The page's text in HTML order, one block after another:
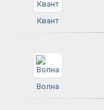
Квант
Волна